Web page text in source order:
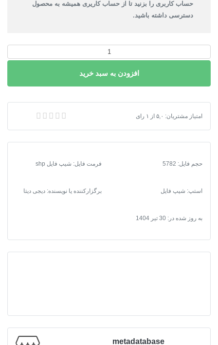
حساب کاربری را بزنید تا از حساب کاریری همیشه به محصول
دسترسی داشته باشید.
نقشه
فایل
رزوه
عدد
افزودن به سبد خرید
دانلود نقشه شیپ فایل محدوده شهر رزوه
امتیاز مشتریان: ۵,۰ از ۱ رای
حجم فایل: 5782 فرمت فایل: شیپ فایل shp
استپ: شیپ فایل برگزارکننده یا نویسنده: دیجی دیتا
به روز شده در: 30 تیر 1404
metadatabase